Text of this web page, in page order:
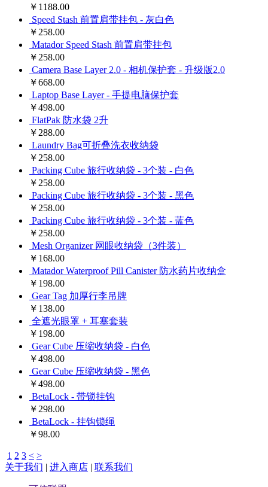
￥1188.00
Speed Stash 前置肩带挂包 - 灰白色
￥258.00
Matador Speed Stash 前置肩带挂包
￥258.00
Camera Base Layer 2.0 - 相机保护套 - 升级版2.0
￥668.00
Laptop Base Layer - 手提电脑保护套
￥498.00
FlatPak 防水袋 2升
￥288.00
Laundry Bag可折叠洗衣收纳袋
￥258.00
Packing Cube 旅行收纳袋 - 3个装 - 白色
￥258.00
Packing Cube 旅行收纳袋 - 3个装 - 黑色
￥258.00
Packing Cube 旅行收纳袋 - 3个装 - 蓝色
￥258.00
Mesh Organizer 网眼收纳袋（3件装）
￥168.00
Matador Waterproof Pill Canister 防水药片收纳盒
￥198.00
Gear Tag 加厚行李吊牌
￥138.00
全遮光眼罩 + 耳塞套装
￥198.00
Gear Cube 压缩收纳袋 - 白色
￥498.00
Gear Cube 压缩收纳袋 - 黑色
￥498.00
BetaLock - 带锁挂钩
￥298.00
BetaLock - 挂钩锁绳
￥98.00
1 2 3 < >
关于我们 | 进入商店 | 联系我们